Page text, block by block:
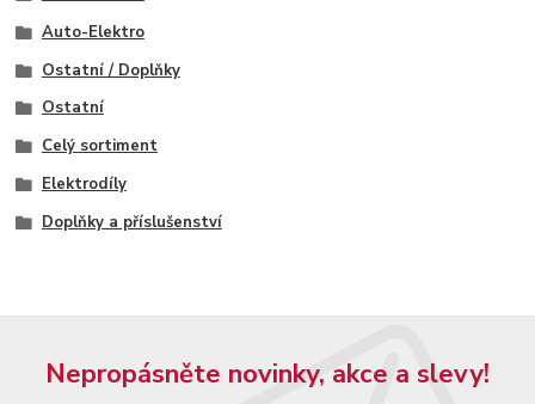
Auto-Elektro
Ostatní / Doplňky
Ostatní
Celý sortiment
Elektrodíly
Doplňky a příslušenství
Nepropásněte novinky, akce a slevy!